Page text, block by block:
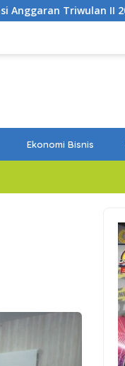
Tutup Survei
Ekonomi Bisnis